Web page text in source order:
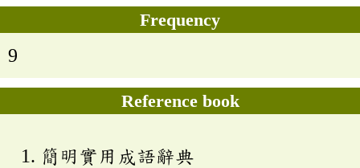
Frequency
9
Reference book
簡明實用成語辭典